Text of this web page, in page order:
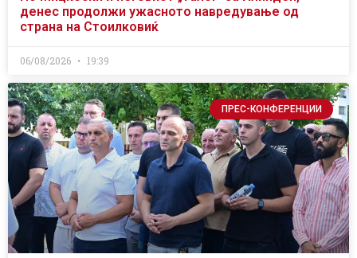
денес продолжи ужасното навредување од
страна на Стоилковиќ
06/08/2026 19:39
ПРЕС-КОНФЕРЕНЦИИ